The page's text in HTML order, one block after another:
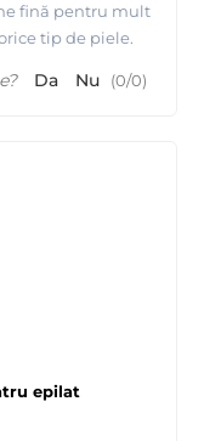
produsa de
fină pentru mult
tip de piele.
Da Nu (0/0)
epilat